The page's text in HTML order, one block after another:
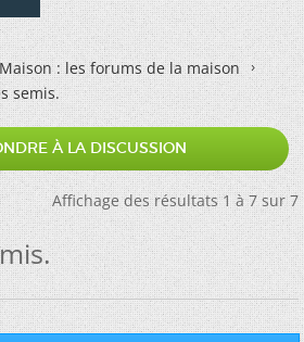
: les forums de la maison
semis.
À LA DISCUSSION
Affichage des résultats 1 à 7 sur 7